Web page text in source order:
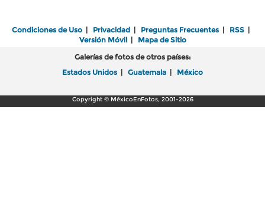
Condiciones de Uso | Privacidad | Preguntas Frecuentes | RSS |
Versión Móvil| Mapa de Sitio
Galerías de fotos de otros países:
Estados Unidos | Guatemala | México
Copyright © MéxicoEnFotos, 2001-2026